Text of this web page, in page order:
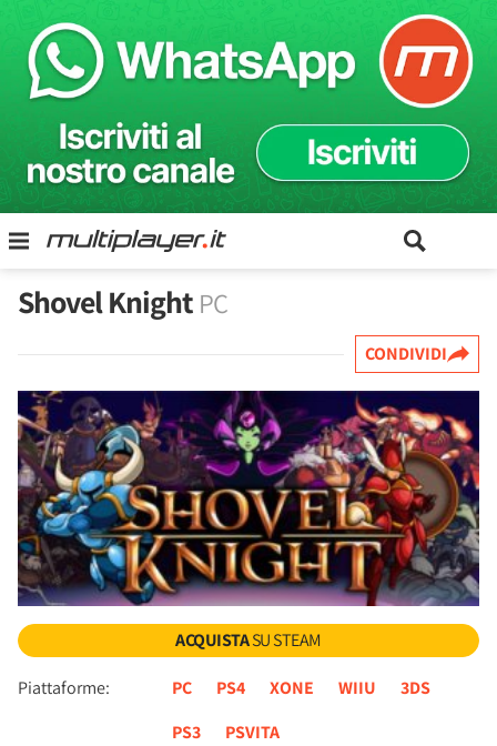
Shovel Knight PC
CONDIVIDI
ACQUISTASU STEAM
Piattaforme: PC PS4 XONE WIIU
3DS
PS3
PSVITA